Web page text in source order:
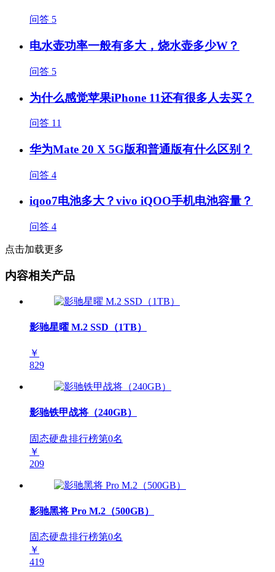
问答 5
电水壶功率一般有多大，烧水壶多少W？
问答 5
为什么感觉苹果iPhone 11还有很多人去买？
问答 11
华为Mate 20 X 5G版和普通版有什么区别？
问答 4
iqoo7电池多大？vivo iQOO手机电池容量？
问答 4
点击加载更多
内容相关产品
影驰星曜 M.2 SSD（1TB）
￥
829
影驰铁甲战将（240GB）
固态硬盘排行榜第0名
￥
209
影驰黑将 Pro M.2（500GB）
固态硬盘排行榜第0名
￥
419